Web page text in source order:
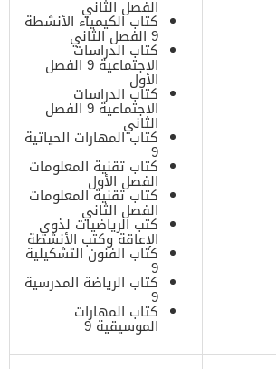
الفصل الثاني
كتاب الكيمياء الأنشطة
9 الفصل الثاني
كتاب الدراسات
الاجتماعية 9 الفصل
الأول
كتاب الدراسات
الاجتماعية 9 الفصل
الثاني
كتاب المهارات الحياتية
9
كتاب تقنية المعلومات
الفصل الأول
كتاب تقنية المعلومات
الفصل الثاني
كتب الرياضيات لذوي
الإعاقة وكتب الأنشطة
كتاب الفنون التشكيلية
9
كتاب الرياضة المدرسية
9
كتاب المهارات
الموسيقية 9